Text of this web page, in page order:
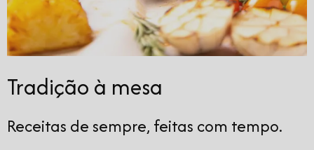
Tradição à mesa
Receitas de sempre, feitas com tempo.